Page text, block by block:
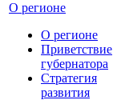
О регионе
О регионе
Приветствие
губернатора
Стратегия
развития